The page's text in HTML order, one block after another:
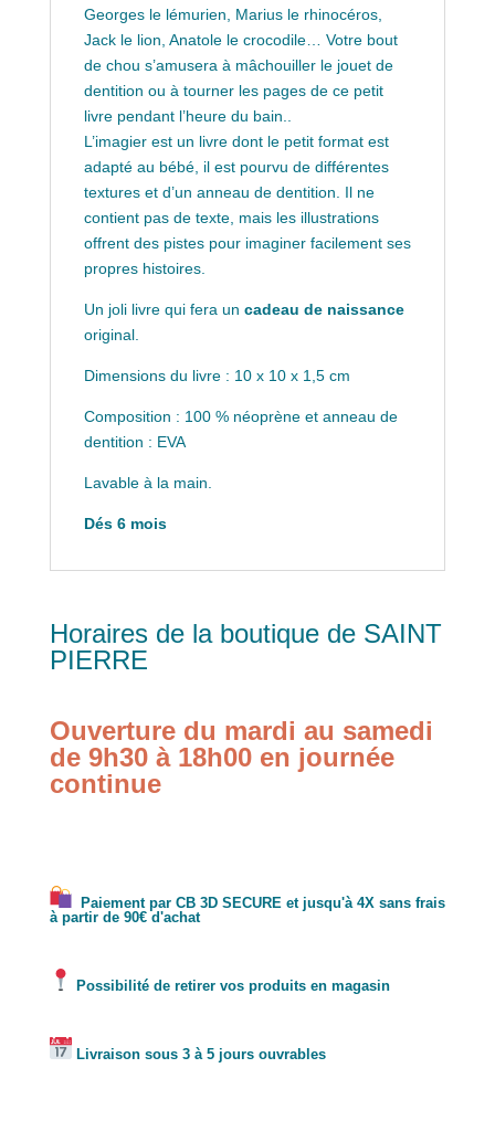
Georges le lémurien, Marius le rhinocéros,
Jack le lion, Anatole le crocodile… Votre bout
de chou s’amusera à mâchouiller le jouet de
dentition ou à tourner les pages de ce petit
livre pendant l’heure du bain..
L’imagier est un livre dont le petit format est
adapté au bébé, il est pourvu de différentes
textures et d’un anneau de dentition. Il ne
contient pas de texte, mais les illustrations
offrent des pistes pour imaginer facilement ses
propres histoires.
Un joli livre qui fera un cadeau de naissance
original.
Dimensions du livre : 10 x 10 x 1,5 cm
Composition : 100 % néoprène et anneau de
dentition : EVA
Lavable à la main.
Dés 6 mois
Horaires de la boutique de SAINT
PIERRE
Ouverture du mardi au samedi
de 9h30 à 18h00 en journée
continue
Paiement par CB 3D SECURE et jusqu'à 4X sans frais
à partir de 90€ d'achat
Possibilité de retirer vos produits en magasin
Livraison sous 3 à 5 jours ouvrables